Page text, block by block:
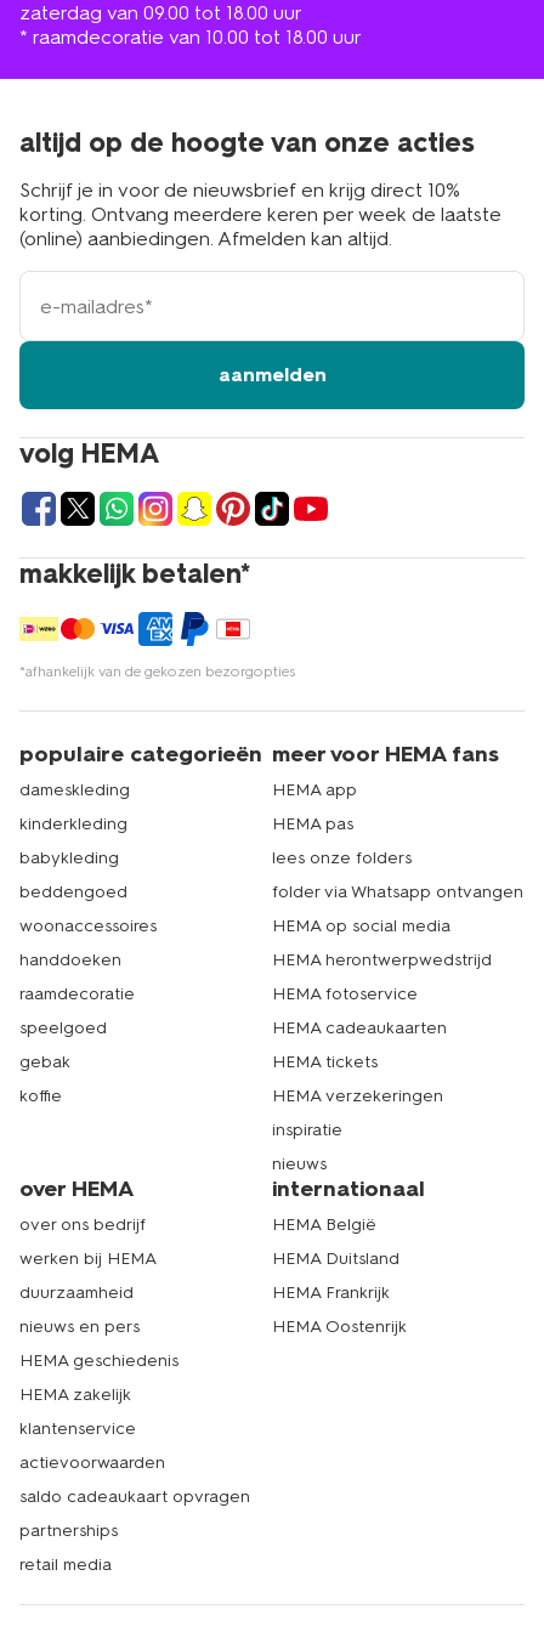
zaterdag van 09.00 tot 18.00 uur
* raamdecoratie van 10.00 tot 18.00 uur
volg HEMA
makkelijk betalen*
*afhankelijk van de gekozen bezorgopties
altijd op de hoogte van onze acties
Schrijf je in voor de nieuwsbrief en krijg direct 10%
korting. Ontvang meerdere keren per week de laatste
(online) aanbiedingen. Afmelden kan altijd.
e-
mailadres
aanmelden
populaire categorieën
dameskleding
kinderkleding
babykleding
beddengoed
woonaccessoires
handdoeken
raamdecoratie
speelgoed
gebak
koffie
meer voor HEMA fans
HEMA app
HEMA pas
lees onze folders
folder via Whatsapp ontvangen
HEMA op social media
HEMA herontwerpwedstrijd
HEMA fotoservice
HEMA cadeaukaarten
HEMA tickets
HEMA verzekeringen
inspiratie
nieuws
over HEMA
over ons bedrijf
werken bij HEMA
duurzaamheid
nieuws en pers
HEMA geschiedenis
HEMA zakelijk
klantenservice
actievoorwaarden
saldo cadeaukaart opvragen
partnerships
retail media
internationaal
HEMA België
HEMA Duitsland
HEMA Frankrijk
HEMA Oostenrijk